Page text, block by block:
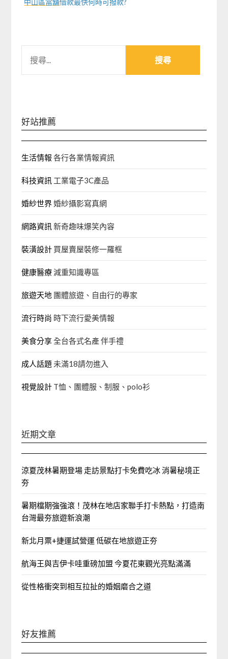
中山區當舖借款最快何時可撥款?
關
好站推薦
生活情報 各行各業情報資訊
科技資訊 工業電子3C產品
婚紗世界婚紗攝影寫真網
網路資訊 新奇趣味爆笑內容
裝潢設計 買屋賣屋裝修一羅框
健康醫療減重知識專區
旅遊天地 團體旅遊、自由行的專家‎
流行時尚 時下流行愛美情報
美食分享全台各式名產 伴手禮
成人話題 未滿18請勿進入
視覺設計 T恤、團體服、制服、polo衫
近期文章
涼夏茂林暑期登場 走訪景點打卡免費吃冰 消暑秘境正
夯
暑期檔期強強滾！茂林在地店家聯手打卡熱點，打造南
台灣最夯旅遊新浪潮
新北月票+捷運試營運 低碳在地旅遊正夯
航海王與吉伊卡哇重磅加盟 今夏花東觀光亮點滿滿
從性格衝突到相互拉扯的婚姻磨合之道
好友推薦